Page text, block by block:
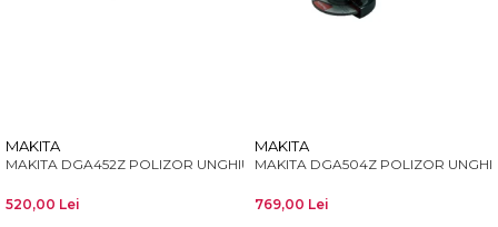
MAKITA
MAKITA DGA452Z POLIZOR UNGHIULAR 115 MM
520,00 Lei
MAKITA
MAKITA DGA504Z POLIZOR
769,00 Lei